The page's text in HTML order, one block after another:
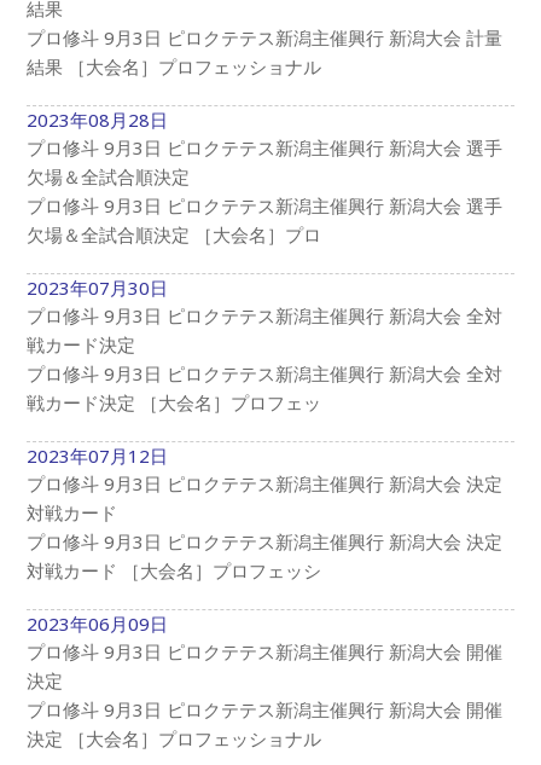
結果
プロ修斗 9月3日 ピロクテテス新潟主催興行 新潟大会 計量
結果 ［大会名］プロフェッショナル
2023年08月28日
プロ修斗 9月3日 ピロクテテス新潟主催興行 新潟大会 選手
欠場＆全試合順決定
プロ修斗 9月3日 ピロクテテス新潟主催興行 新潟大会 選手
欠場＆全試合順決定 ［大会名］プロ
2023年07月30日
プロ修斗 9月3日 ピロクテテス新潟主催興行 新潟大会 全対
戦カード決定
プロ修斗 9月3日 ピロクテテス新潟主催興行 新潟大会 全対
戦カード決定 ［大会名］プロフェッ
2023年07月12日
プロ修斗 9月3日 ピロクテテス新潟主催興行 新潟大会 決定
対戦カード
プロ修斗 9月3日 ピロクテテス新潟主催興行 新潟大会 決定
対戦カード ［大会名］プロフェッシ
2023年06月09日
プロ修斗 9月3日 ピロクテテス新潟主催興行 新潟大会 開催
決定
プロ修斗 9月3日 ピロクテテス新潟主催興行 新潟大会 開催
決定 ［大会名］プロフェッショナル